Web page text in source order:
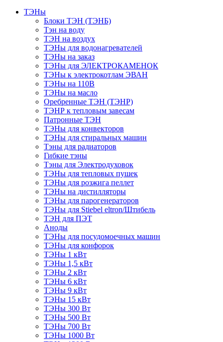
ТЭНы
Блоки ТЭН (ТЭНБ)
Тэн на воду
ТЭН на воздух
ТЭНы для водонагревателей
ТЭНы на заказ
ТЭНы для ЭЛЕКТРОКАМЕНОК
ТЭНы к электрокотлам ЭВАН
ТЭНы на 110В
ТЭНы на масло
Оребренные ТЭН (ТЭНР)
ТЭНР к тепловым завесам
Патронные ТЭН
ТЭНы для конвекторов
ТЭНы для стиральных машин
Тэны для радиаторов
Гибкие тэны
Тэны для Электродуховок
ТЭНы для тепловых пушек
ТЭНы для розжига пеллет
ТЭНы на дистилляторы
ТЭНы для парогенераторов
ТЭНы для Stiebel eltron/Штибель
ТЭН для ПЭТ
Аноды
ТЭНы для посудомоечных машин
ТЭНы для конфорок
ТЭНы 1 кВт
ТЭНы 1,5 кВт
ТЭНы 2 кВт
ТЭНы 6 кВт
ТЭНы 9 кВт
ТЭНы 15 кВт
ТЭНы 300 Вт
ТЭНы 500 Вт
ТЭНы 700 Вт
ТЭНы 1000 Вт